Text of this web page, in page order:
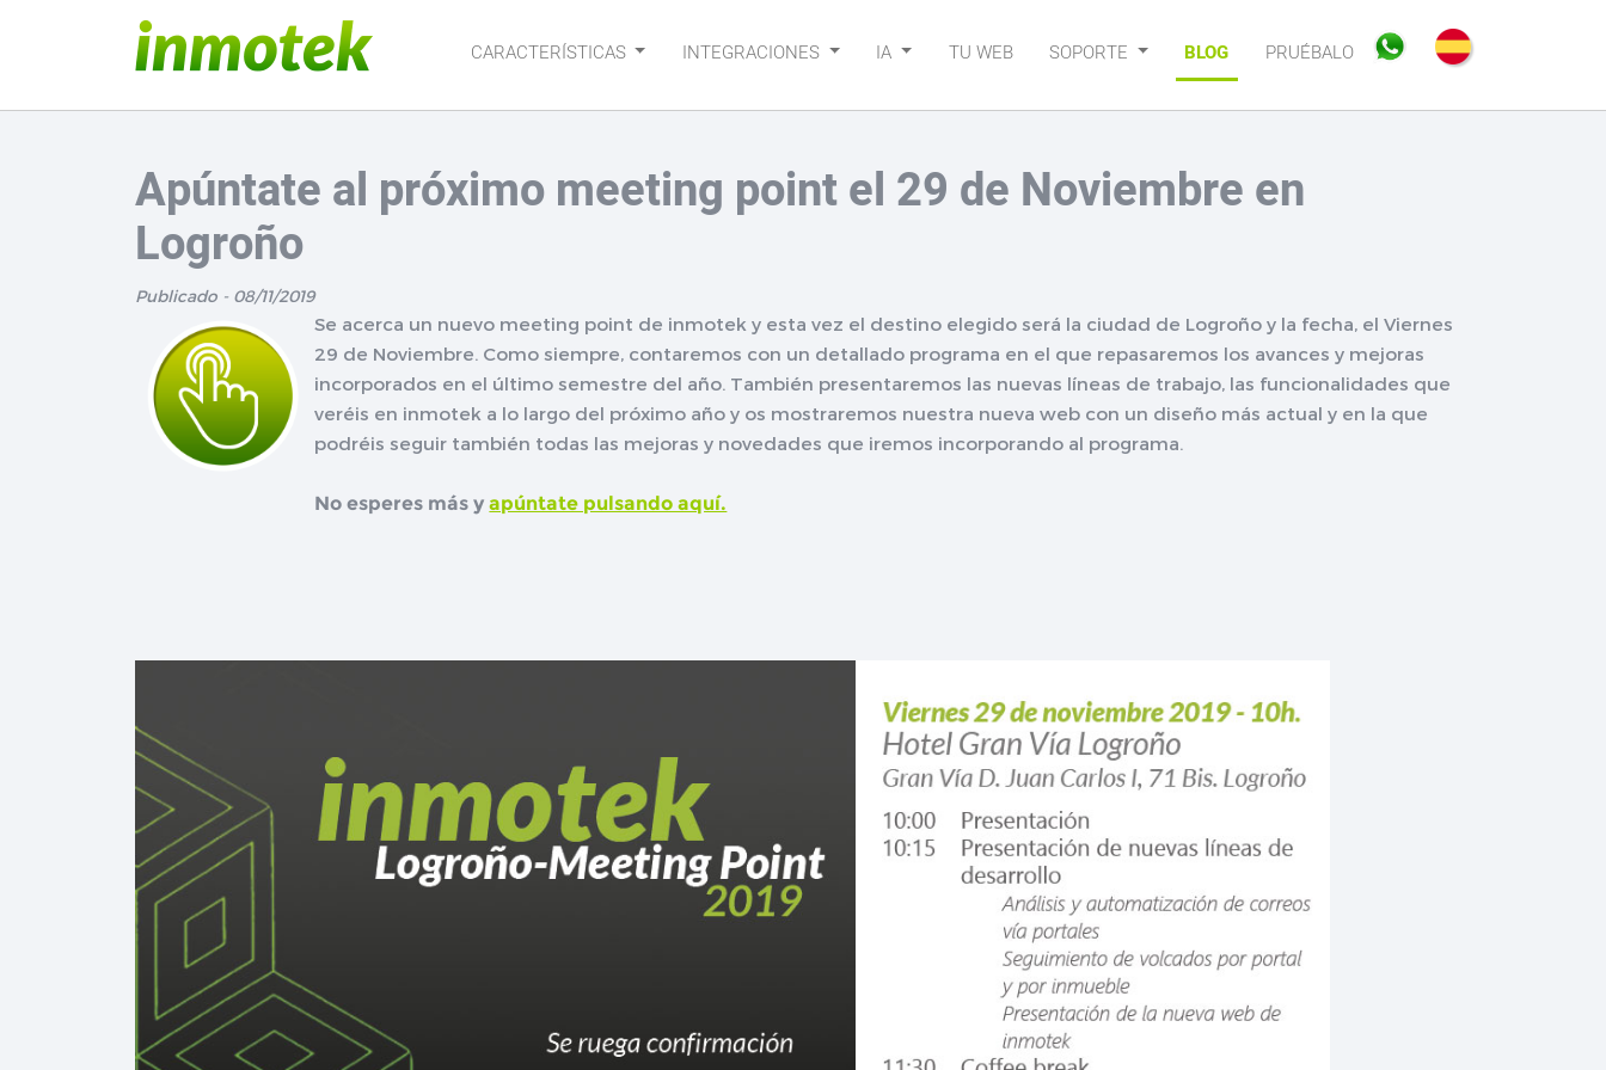
CARACTERÍSTICAS INTEGRACIONES IA TU WEB SOPORTE BLOG PRUÉBALO
Apúntate al próximo meeting point el 29 de Noviembre en
Logroño
Publicado - 08/11/2019
Se acerca un nuevo meeting point de inmotek y esta vez el destino elegido será la ciudad de Logroño y la fecha, el Viernes
29 de Noviembre. Como siempre, contaremos con un detallado programa en el que repasaremos los avances y mejoras
incorporados en el último semestre del año. También presentaremos las nuevas líneas de trabajo, las funcionalidades que
veréis en inmotek a lo largo del próximo año y os mostraremos nuestra nueva web con un diseño más actual y en la que
podréis seguir también todas las mejoras y novedades que iremos incorporando al programa.
No esperes más yapúntate pulsando aquí.